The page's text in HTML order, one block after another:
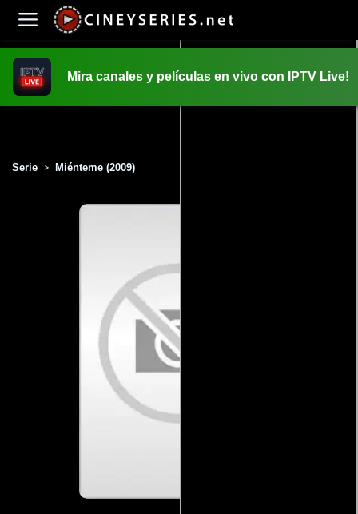
Mira canales y películas en vivo con IPTV Live!
Serie > Miénteme (2009)